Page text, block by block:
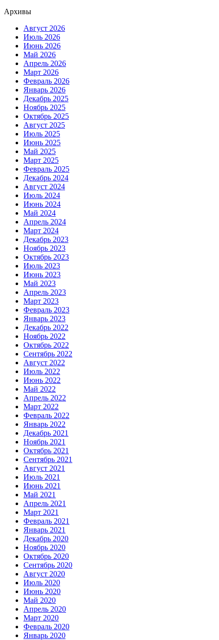
Архивы
Август 2026
Июль 2026
Июнь 2026
Май 2026
Апрель 2026
Март 2026
Февраль 2026
Январь 2026
Декабрь 2025
Ноябрь 2025
Октябрь 2025
Август 2025
Июль 2025
Июнь 2025
Май 2025
Март 2025
Февраль 2025
Декабрь 2024
Август 2024
Июль 2024
Июнь 2024
Май 2024
Апрель 2024
Март 2024
Декабрь 2023
Ноябрь 2023
Октябрь 2023
Июль 2023
Июнь 2023
Май 2023
Апрель 2023
Март 2023
Февраль 2023
Январь 2023
Декабрь 2022
Ноябрь 2022
Октябрь 2022
Сентябрь 2022
Август 2022
Июль 2022
Июнь 2022
Май 2022
Апрель 2022
Март 2022
Февраль 2022
Январь 2022
Декабрь 2021
Ноябрь 2021
Октябрь 2021
Сентябрь 2021
Август 2021
Июль 2021
Июнь 2021
Май 2021
Апрель 2021
Март 2021
Февраль 2021
Январь 2021
Декабрь 2020
Ноябрь 2020
Октябрь 2020
Сентябрь 2020
Август 2020
Июль 2020
Июнь 2020
Май 2020
Апрель 2020
Март 2020
Февраль 2020
Январь 2020